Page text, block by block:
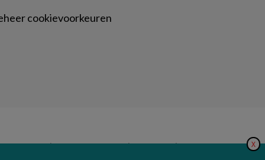
cookievoorkeuren
Nature|Privacy Statement|Disclaimer|Voorwaarden X